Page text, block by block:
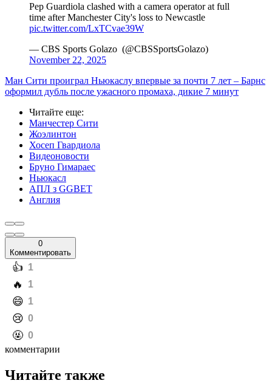
Pep Guardiola clashed with a camera operator at full
time after Manchester City's loss to Newcastle
pic.twitter.com/LxTCvae39W
— CBS Sports Golazo ️ (@CBSSportsGolazo)
November 22, 2025
Ман Сити проиграл Ньюкаслу впервые за почти 7 лет – Барнс
оформил дубль после ужасного промаха, дикие 7 минут
Читайте еще:
Манчестер Сити
Жоэлинтон
Хосеп Гвардиола
Видеоновости
Бруно Гимараес
Ньюкасл
АПЛ з GGBET
Англия
0
Комментировать
️👍 1
️🔥 1
️😄 1
️😢 0
️🤬 0
комментарии
Читайте также